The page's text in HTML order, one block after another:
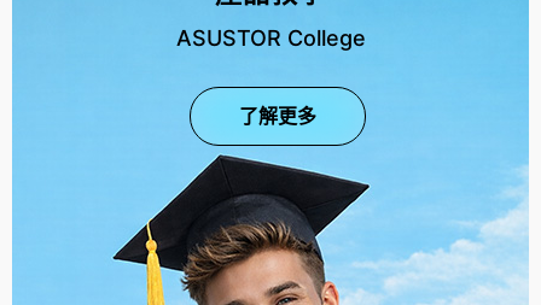
ASUSTOR College
了解更多